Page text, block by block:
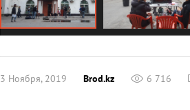
3 Ноября, 2019 Brod.kz 6 716